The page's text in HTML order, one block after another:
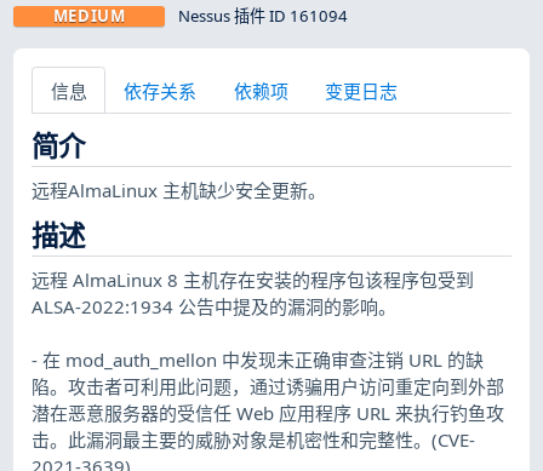
MEDIUM Nessus 插件 ID 161094
信息 依存关系 依赖项 变更日志
简介
远程AlmaLinux 主机缺少安全更新。
描述
远程 AlmaLinux 8 主机存在安装的程序包该程序包受到
ALSA-2022:1934 公告中提及的漏洞的影响。
- 在 mod_auth_mellon 中发现未正确审查注销 URL 的缺
陷。攻击者可利用此问题，通过诱骗用户访问重定向到外部
潜在恶意服务器的受信任 Web 应用程序 URL 来执行钓鱼攻
击。此漏洞最主要的威胁对象是机密性和完整性。(CVE-
2021-3639)